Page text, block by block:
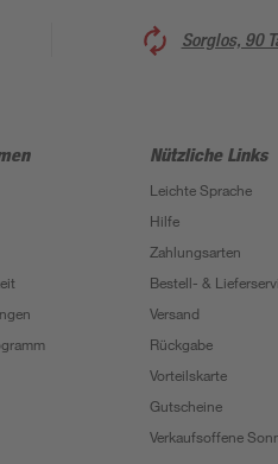
Sorglos, 90
Nützliche Links
Leichte Sprache
Hilfe
Zahlungsarten
Bestell- &
Versand
Rückgabe
Vorteilskarte
Gutscheine
Verkaufsoffene